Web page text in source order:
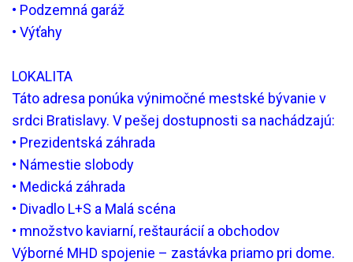
• Podzemná garáž
• Výťahy
LOKALITA
Táto adresa ponúka výnimočné mestské bývanie v
srdci Bratislavy. V pešej dostupnosti sa nachádzajú:
• Prezidentská záhrada
• Námestie slobody
• Medická záhrada
• Divadlo L+S a Malá scéna
• množstvo kaviarní, reštaurácií a obchodov
Výborné MHD spojenie – zastávka priamo pri dome.